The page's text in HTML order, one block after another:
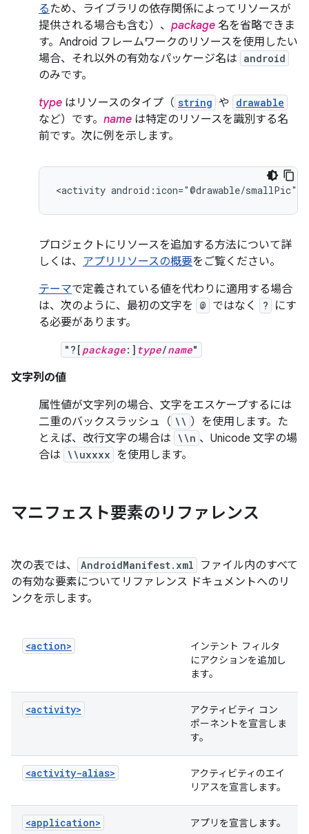
る ため、ライブラリの依存関係によってリソースが
提供される場合も含む）、 package 名を省略できま
す。Android フレームワークのリソースを使用したい
場合、それ以外の有効なパッケージ名は android
のみです。
type はリソースのタイプ（ string や drawable
など）です。 name は特定のリソースを識別する名
前です。次に例を示します。
<activity android:icon="@drawable/smallPic"
プロジェクトにリソースを追加する方法について詳
しくは、 アプリリソースの概要をご覧ください。
テーマで定義されている値を代わりに適用する場合
は、次のように、最初の文字を
@ ではなく ?
にす
る必要があります。
"?[ package:] type/name"
文字列の値
属性値が文字列の場合、文字をエスケープするには
二重のバックスラッシュ（ \\ ）を使用します。た
とえば、改行文字の場合は \\n 、Unicode 文字の場
合は \\uxxxx を使用します。
マニフェスト要素のリファレンス
次の表では、 AndroidManifest.xml
ファイル内のすべて
の有効な要素についてリファレンス ドキュメントへのリ
ンクを示します。
<action>
インテント フィルタ
にアクションを追加し
ます。
<activity>
アクティビティ コン
ポーネントを宣言しま
す。
<activity-alias>
アクティビティのエイ
リアスを宣言します。
<application> アプリを宣言します。